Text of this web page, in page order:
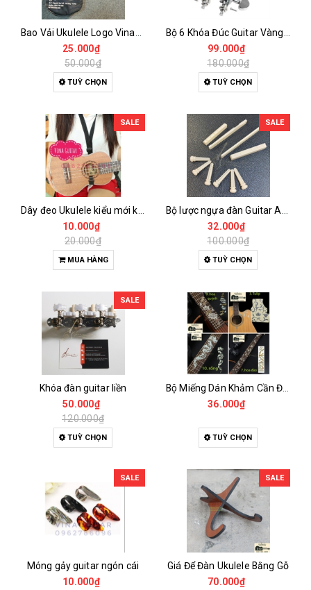
25.000₫
50.000₫
TUỲ CHỌN
99.000₫
180.000₫
TUỲ CHỌN
SALE
10.000₫
20.000₫
MUA HÀNG
SALE
32.000₫
100.000₫
TUỲ CHỌN
SALE
Khóa đàn guitar liền
50.000₫
120.000₫
TUỲ CHỌN
36.000₫
TUỲ CHỌN
SALE
Móng gảy guitar ngón cái
10.000₫
SALE
Giá Để Đàn Ukulele Bằng Gỗ
70.000₫